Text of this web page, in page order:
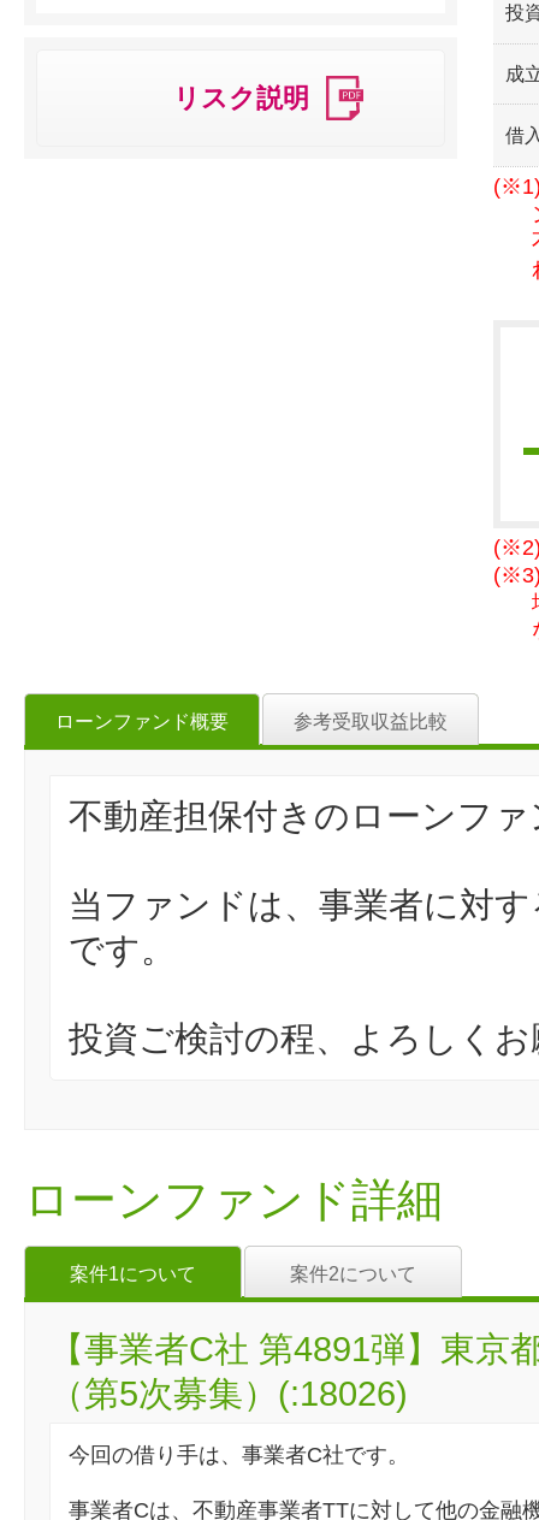
リスク説明
投
成
借
(※1)
(※2)
(※3)
ローンファンド概要 参考受取収益比較
不動産担保付きのローンフ
当ファンドは、事業者に対
です。
投資ご検討の程、よろしく
ローンファンド詳細
案件1について 案件2について
【事業者C社 第4891弾】東
（第5次募集）(:18026)
今回の借り手は、事業者C社です。
事業者Cは、不動産事業者TTに対して他の金融